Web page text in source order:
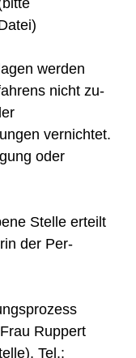
werden
nicht zu­
vernichtet.
oder
Stelle erteilt
der Per­
Ruppert
Tel.: